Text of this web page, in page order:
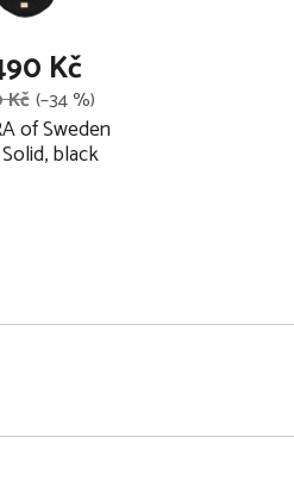
of Sweden
black
Kč
Kč (–34 %)